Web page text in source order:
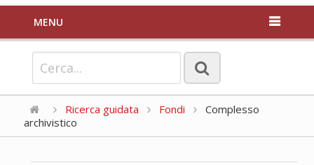
MENU
Ricerca guidata Fondi
Complesso
archivistico